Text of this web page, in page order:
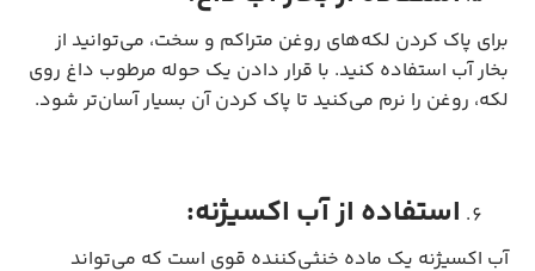
برای پاک کردن لکه‌های روغن متراکم و سخت، می‌توانید از
بخار آب استفاده کنید. با قرار دادن یک حوله مرطوب داغ روی
لکه، روغن را نرم می‌کنید تا پاک کردن آن بسیار آسان‌تر شود.
استفاده از آب اکسیژنه:
آب اکسیژنه یک ماده خنثی‌کننده قوی است که می‌تواند